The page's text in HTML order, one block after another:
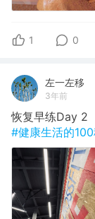
1 0
左一左移
3年前
恢复早练Day 2
#健康生活的